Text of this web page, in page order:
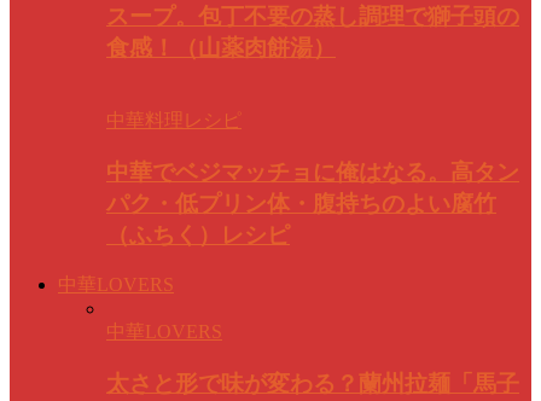
スープ。包丁不要の蒸し調理で獅子頭の
食感！（山薬肉餅湯）
中華料理レシピ
中華でベジマッチョに俺はなる。高タン
パク・低プリン体・腹持ちのよい腐竹
（ふちく）レシピ
中華LOVERS
中華LOVERS
太さと形で味が変わる？蘭州拉麺「馬子